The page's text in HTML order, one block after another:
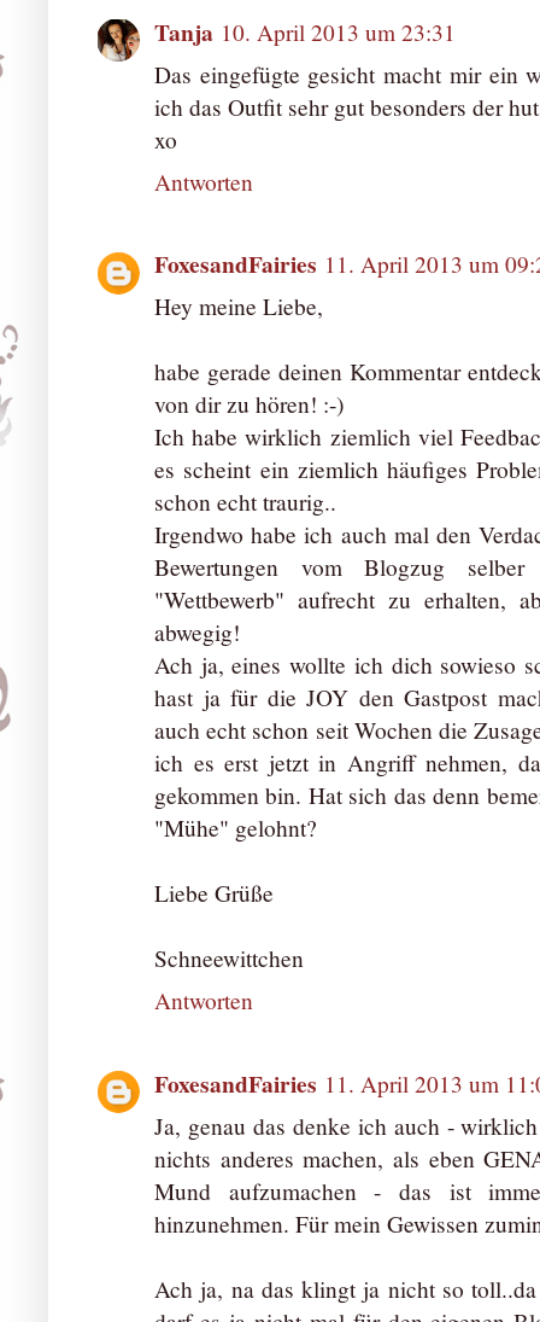
Tanja 10. April 2013 um 23:31
Das eingefügte gesicht macht mir ein
ich das Outfit sehr gut besonders der
xo
Antworten
FoxesandFairies 11. April 2013 um
Hey meine Liebe,
habe gerade deinen Kommentar
von dir zu hören! :-)
Ich habe wirklich ziemlich viel
es scheint ein ziemlich häufiges
schon echt traurig..
Irgendwo habe ich auch mal den
Bewertungen vom Blogzug
"Wettbewerb" aufrecht zu erhalten,
abwegig!
Ach ja, eines wollte ich dich sowieso
hast ja für die JOY den Gastpost
auch echt schon seit Wochen die
ich es erst jetzt in Angriff nehmen,
gekommen bin. Hat sich das denn
"Mühe" gelohnt?
Liebe Grüße
Schneewittchen
Antworten
FoxesandFairies 11. April 2013 um
Ja, genau das denke ich auch -
nichts anderes machen, als eben
Mund aufzumachen - das ist
hinzunehmen. Für mein Gewissen
Ach ja, na das klingt ja nicht so